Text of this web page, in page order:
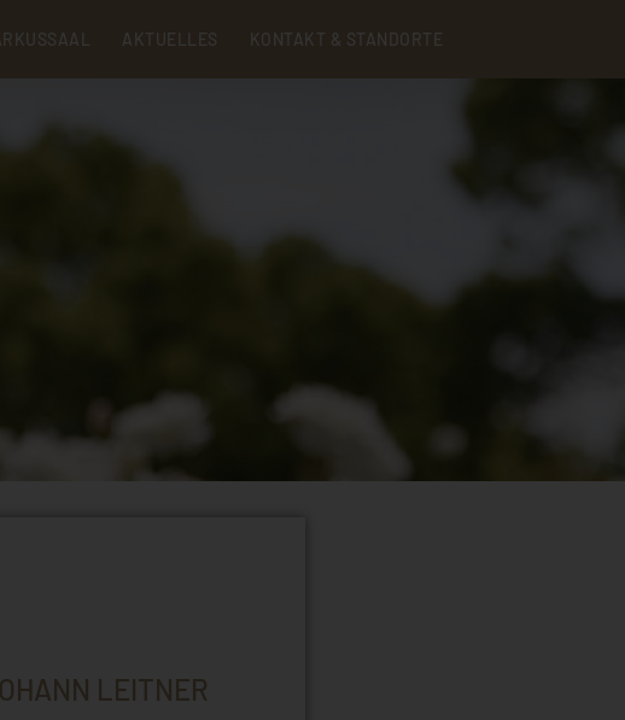
AKTUELLES KONTAKT & STANDORTE
LEITNER